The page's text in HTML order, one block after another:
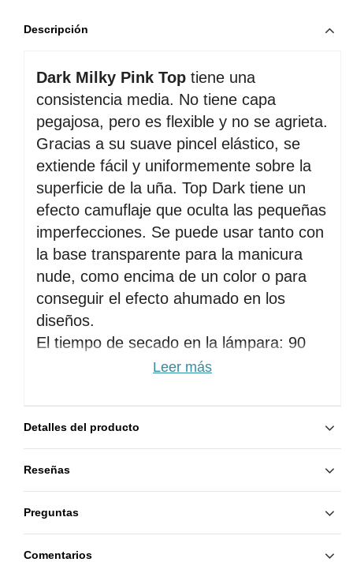
Descripción
Dark Milky Pink Top tiene una
consistencia media. No tiene capa
pegajosa, pero es flexible y no se agrieta.
Gracias a su suave pincel elástico, se
extiende fácil y uniformemente sobre la
superficie de la uña. Top Dark tiene un
efecto camuflaje que oculta las pequeñas
imperfecciones. Se puede usar tanto con
la base transparente para la manicura
nude, como encima de un color o para
conseguir el efecto ahumado en los
diseños.
El tiempo de secado en la lámpara: 90
nivelación (no aplicar una capa gruesa).
Es compatible con otras marcas.
Modo de aplicación:
otros productos para el cuidado de las
manos ANTES de esmaltar las uñas;
Leer más
Detalles del producto
Reseñas
Preguntas
Comentarios